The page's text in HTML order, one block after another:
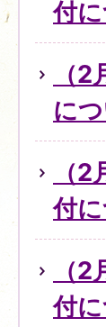
付
（
に
（
付
（
付